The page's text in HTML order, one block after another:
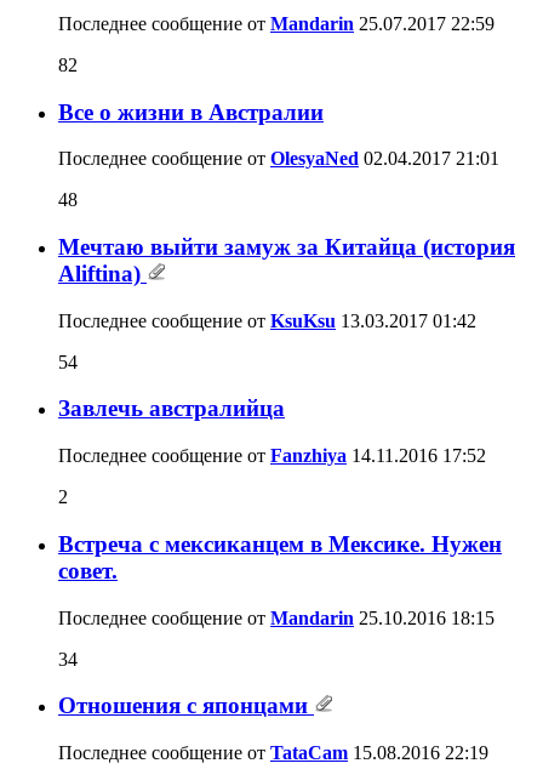
Последнее сообщение от Mandarin 25.07.2017 22:59
82
Все о жизни в Австралии
Последнее сообщение от OlesyaNed 02.04.2017 21:01
48
Мечтаю выйти замуж за Китайца (история
Aliftina)
Последнее сообщение от KsuKsu 13.03.2017 01:42
54
Завлечь австралийца
Последнее сообщение от Fanzhiya 14.11.2016 17:52
2
Встреча с мексиканцем в Мексике. Нужен
совет.
Последнее сообщение от Mandarin 25.10.2016 18:15
34
Отношения с японцами
Последнее сообщение от TataCam 15.08.2016 22:19